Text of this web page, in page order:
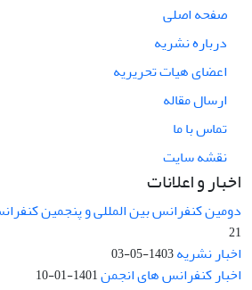
صفحه اصلی
درباره نشریه
اعضای هیات تحریریه
ارسال مقاله
تماس با ما
نقشه سایت
اخبار و اعلانات
دومین کنفرانس بین المللی و پنجمین
21
اخبار نشریه1403-05-03
اخبار کنفرانس های انجمن1401-01-10